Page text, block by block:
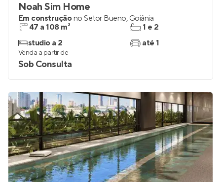
Noah Sim Home
Em construçãono Setor Bueno, Goiânia
47 a 108 m²
studio a 2
1 e 2
até 1
Venda a partir de
Sob Consulta